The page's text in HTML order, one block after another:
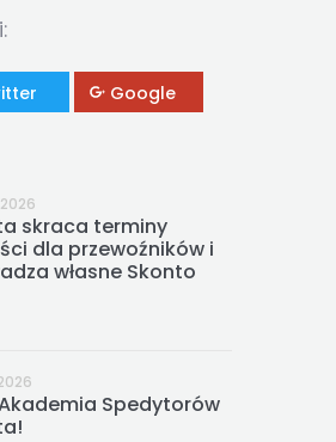
Google
skraca terminy
dla przewoźników i
własne Skonto
Spedytorów